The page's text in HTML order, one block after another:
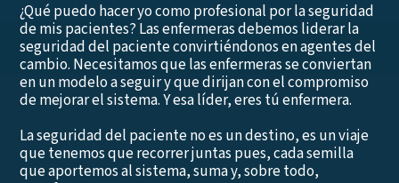
¿Qué puedo hacer yo como profesional por la seguridad
de mis pacientes? Las enfermeras debemos liderar la
seguridad del paciente convirtiéndonos en agentes del
cambio. Necesitamos que las enfermeras se conviertan
en un modelo a seguir y que dirijan con el compromiso
de mejorar el sistema. Y esa líder, eres tú enfermera.
La seguridad del paciente no es un destino, es un viaje
que tenemos que recorrer juntas pues, cada semilla
que aportemos al sistema, suma y, sobre todo,